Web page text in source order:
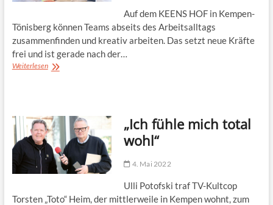
Auf dem KEENS HOF in Kempen-
Tönisberg können Teams abseits des Arbeitsalltags
zusammenfinden und kreativ arbeiten. Das setzt neue Kräfte
frei und ist gerade nach der…
WeiterlesenAuszeit
Team
„Ich fühle mich total
wohl“
4. Mai 2022
Ulli Potofski traf TV-Kultcop
Torsten „Toto“ Heim, der mittlerweile in Kempen wohnt, zum